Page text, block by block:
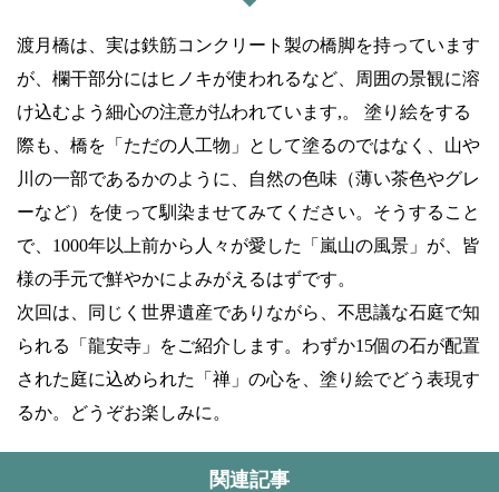
渡月橋は、実は鉄筋コンクリート製の橋脚を持っています
が、欄干部分にはヒノキが使われるなど、周囲の景観に溶
け込むよう細心の注意が払われています,。 塗り絵をする
際も、橋を「ただの人工物」として塗るのではなく、山や
川の一部であるかのように、自然の色味（薄い茶色やグレ
ーなど）を使って馴染ませてみてください。そうすること
で、1000年以上前から人々が愛した「嵐山の風景」が、皆
様の手元で鮮やかによみがえるはずです。
次回は、同じく世界遺産でありながら、不思議な石庭で知
られる「龍安寺」をご紹介します。わずか15個の石が配置
された庭に込められた「禅」の心を、塗り絵でどう表現す
るか。どうぞお楽しみに。
関連記事